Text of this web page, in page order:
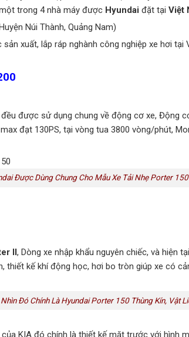
trong 4 nhà máy được Hyundai đặt tại Việt
Núi Thành, Quảng Nam)
xuất, lắp ráp nghành công nghiệp xe hơi
được sử dụng chung về động cơ xe, Động
đạt 130PS, tại vòng tua 3800 vòng/phút,
Được Dùng Chung Cho Mẫu Xe Tải Nhẹ Porter
II, Dòng xe nhập khẩu nguyên chiếc, và hiện
thiết kế khí động học, hơi bo tròn giúp xe có
Đó Chính Là Hyundai Porter 150 Thùng Kín, Vật
KIA đó chính là thiết kế mặt trước với hình